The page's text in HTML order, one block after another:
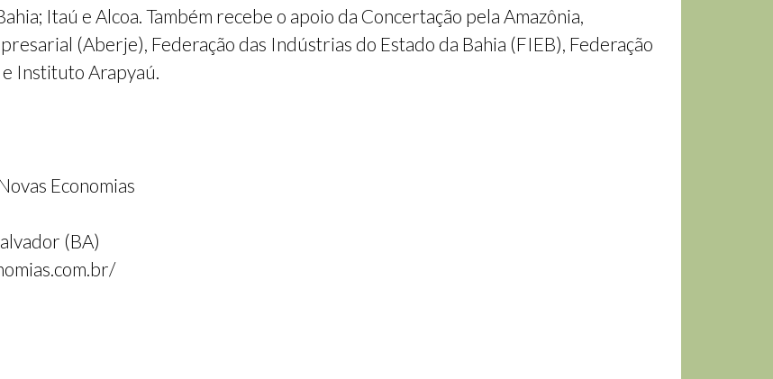
Itaú e Alcoa. Também recebe o apoio da Concertação pela Amazônia,
(Aberje), Federação das Indústrias do Estado da Bahia (FIEB), Federação
Instituto Arapyaú.
Economias
(BA)